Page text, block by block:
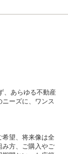
、あらゆる不動産
ーズに、ワンス
希望、将来像は全
み方、ご購入やご